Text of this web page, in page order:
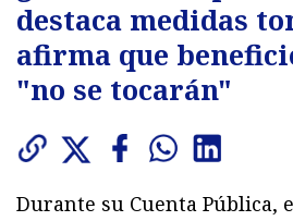
destaca medidas
afirma que
"no se tocarán"
Durante su Cuenta Pública,